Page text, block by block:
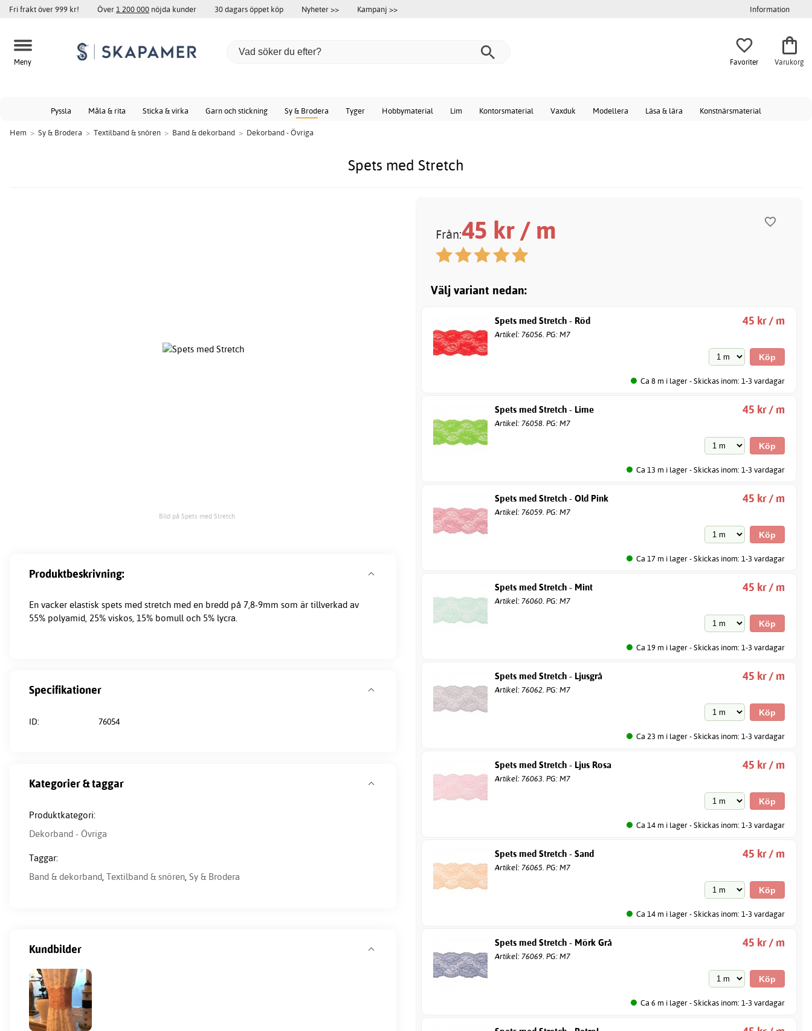
Fri frakt över 999 kr! Över1 200 000 nöjda kunder 30 dagars öppet köp Nyheter >> Kampanj >> Information
Meny Favoriter Varukorg
Pyssla Måla & rita Sticka & virka Garn och stickning Sy & Brodera Tyger Hobbymaterial Lim Kontorsmaterial Vaxduk Modellera Läsa & lära Konstnärsmaterial
Hem > Sy & Brodera > Textilband & snören > Band & dekorband > Dekorband - Övriga
Spets med Stretch
Bild på Spets med Stretch
Från:45 kr / m
Välj variant nedan:
Spets med Stretch - Röd
Artikel: 76056. PG: M7
45 kr / m
Ca 8 m i lager - Skickas inom: 1-3 vardagar
Spets med Stretch - Lime
Artikel: 76058. PG: M7
45 kr / m
Ca 13 m i lager - Skickas inom: 1-3 vardagar
Spets med Stretch - Old Pink
Artikel: 76059. PG: M7
45 kr / m
Ca 17 m i lager - Skickas inom: 1-3 vardagar
Spets med Stretch - Mint
Artikel: 76060. PG: M7
45 kr / m
Ca 19 m i lager - Skickas inom: 1-3 vardagar
Spets med Stretch - Ljusgrå
Artikel: 76062. PG: M7
45 kr / m
Ca 23 m i lager - Skickas inom: 1-3 vardagar
Spets med Stretch - Ljus Rosa
Artikel: 76063. PG: M7
45 kr / m
Ca 14 m i lager - Skickas inom: 1-3 vardagar
Spets med Stretch - Sand
Artikel: 76065. PG: M7
45 kr / m
Ca 14 m i lager - Skickas inom: 1-3 vardagar
Spets med Stretch - Mörk Grå
Artikel: 76069. PG: M7
45 kr / m
Ca 6 m i lager - Skickas inom: 1-3 vardagar
Produktbeskrivning:
En vacker elastisk spets med stretch med en bredd på 7,8-9mm som är tillverkad av
55% polyamid, 25% viskos, 15% bomull och 5% lycra.
Specifikationer
ID: 76054
Kategorier & taggar
Produktkategori:
Dekorband - Övriga
Taggar:
Band & dekorband, Textilband & snören, Sy & Brodera
Kundbilder